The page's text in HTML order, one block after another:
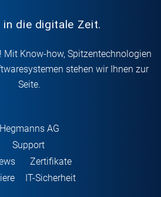
in die digitale Zeit.
Mit Know-how, Spitzentechnologien
stehen wir Ihnen zur
Seite.
Hegmanns AG
Support
Zertifikate
IT-Sicherheit